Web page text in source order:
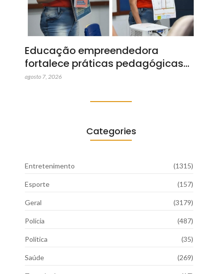
Educação empreendedora
fortalece práticas pedagógicas…
agosto 7, 2026
Categories
Entretenimento (1315)
Esporte (157)
Geral (3179)
Polícia (487)
Política (35)
Saúde (269)